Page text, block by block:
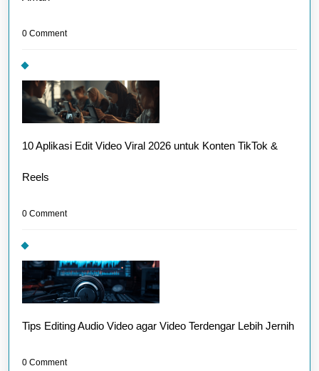
0 Comment
10 Aplikasi Edit Video Viral 2026 untuk Konten TikTok &
Reels
0 Comment
Tips Editing Audio Video agar Video Terdengar Lebih Jernih
0 Comment